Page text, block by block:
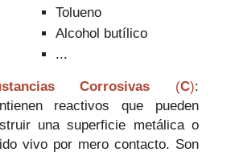
Tolueno
Alcohol butílico
...
Corrosivas (C):
reactivos que pueden
una superficie metálica o
vivo por mero contacto. Son